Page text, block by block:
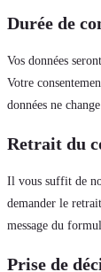
Durée de
Vos données
Votre
données ne
Retrait du
Il vous suffit de
demander le
message du
Prise de